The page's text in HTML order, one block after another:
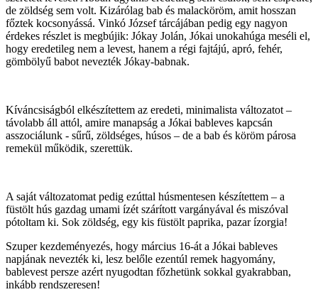
de zöldség sem volt. Kizárólag bab és malacköröm, amit hosszan
főztek kocsonyássá. Vinkó József tárcájában pedig egy nagyon
érdekes részlet is megbújik: Jókay Jolán, Jókai unokahúga meséli el,
hogy eredetileg nem a levest, hanem a régi fajtájú, apró, fehér,
gömbölyű babot nevezték Jókay-babnak.
Kíváncsiságból elkészítettem az eredeti, minimalista változatot –
távolabb áll attól, amire manapság a Jókai bableves kapcsán
asszociálunk - sűrű, zöldséges, húsos – de a bab és köröm párosa
remekül működik, szerettük.
A saját változatomat pedig ezúttal húsmentesen készítettem – a
füstölt hús gazdag umami ízét szárított vargányával és miszóval
pótoltam ki. Sok zöldség, egy kis füstölt paprika, pazar ízorgia!
Szuper kezdeményezés, hogy március 16-át a Jókai bableves
napjának nevezték ki, lesz belőle ezentúl remek hagyomány,
bablevest persze azért nyugodtan főzhetünk sokkal gyakrabban,
inkább rendszeresen!